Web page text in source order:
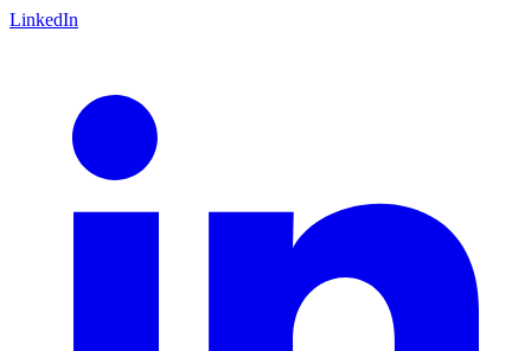
LinkedIn